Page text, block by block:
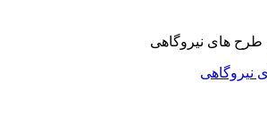
نیروگاهی